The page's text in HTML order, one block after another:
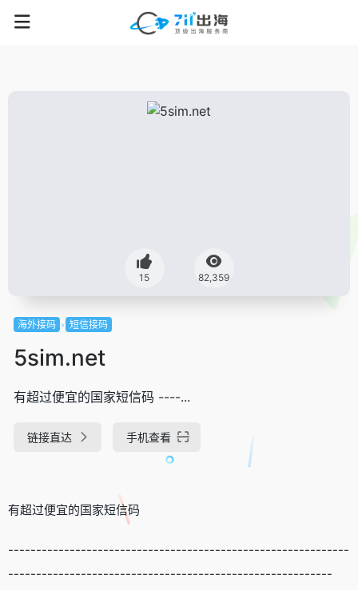
15 82,359
海外接码 短信接码
5sim.net
有超过便宜的国家短信码 ----...
链接直达 手机查看
有超过便宜的国家短信码
-------------------------------------------------------------
----------------------------------------------------------